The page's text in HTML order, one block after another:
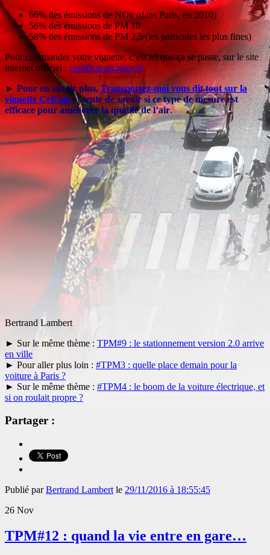
66% des émissions de NOx (dans Paris, en 2010)
56% des émissions de PM 10
58% des émissions de PM 2,5 (les particules les plus fines)
Pour commander votre vignette, c’est ici que ça se passe, sur le site
internet officiel : certificat-air.gouv.fr.
► Pour en savoir plus, Transportez-moi vous dit tout sur la
vignette Crit’airet tente de savoir si ce type de mesure est
efficace pour améliorer la qualité de l’air.
Bertrand Lambert
► Sur le même thème : TPM#9 : le stationnement version 2.0 arrive
en ville
► Pour aller plus loin : #TPM3 : quelle place demain pour la
voiture à Paris ?
► Sur le même thème : #TPM4 : le boom de la voiture électrique, et
si on roulait propre ?
Partager :
Publié parBertrand Lambert le 29/11/2016 à 18:55:45
26 Nov
TPM#12 : quand la vie entre en gare…